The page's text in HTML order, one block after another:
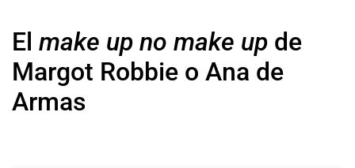
El make up no make up de
Margot Robbie o Ana de
Armas